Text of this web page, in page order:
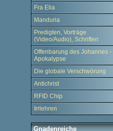
Fra Elia
Manduria
Predigten, Vorträge
(Video/Audio), Schriften
Offenbarung des Johannes -
Apokalypse
Die globale Verschwörung
Antichrist
RFID Chip
Irrlehren
Gnadenreiche